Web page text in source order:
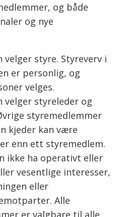
og både
og nye
velger styre. Styreverv i
er personlig, og
velges.
velger styreleder og
styremedlemmer
kjeder kan være
enn ett styremedlem.
ikke ha operativt eller
vesentlige interesser,
eller
Alle
er valgbare til alle